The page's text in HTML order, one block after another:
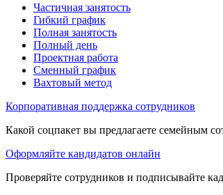
Частичная занятость
Гибкий график
Полная занятость
Полный день
Проектная работа
Сменный график
Вахтовый метод
Корпоративная поддержка сотрудников
Какой соцпакет вы предлагаете семейным
Оформляйте кандидатов онлайн
Проверяйте сотрудников и подписывайте